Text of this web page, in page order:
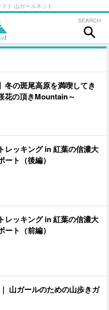
ト 山ガールネット
冬の斑尾高原を満喫してき
花の頂きMountain～
レッキング in 紅葉の信濃大
ト（後編）
レッキング in 紅葉の信濃大
ト（前編）
山ガールのための山歩きガ